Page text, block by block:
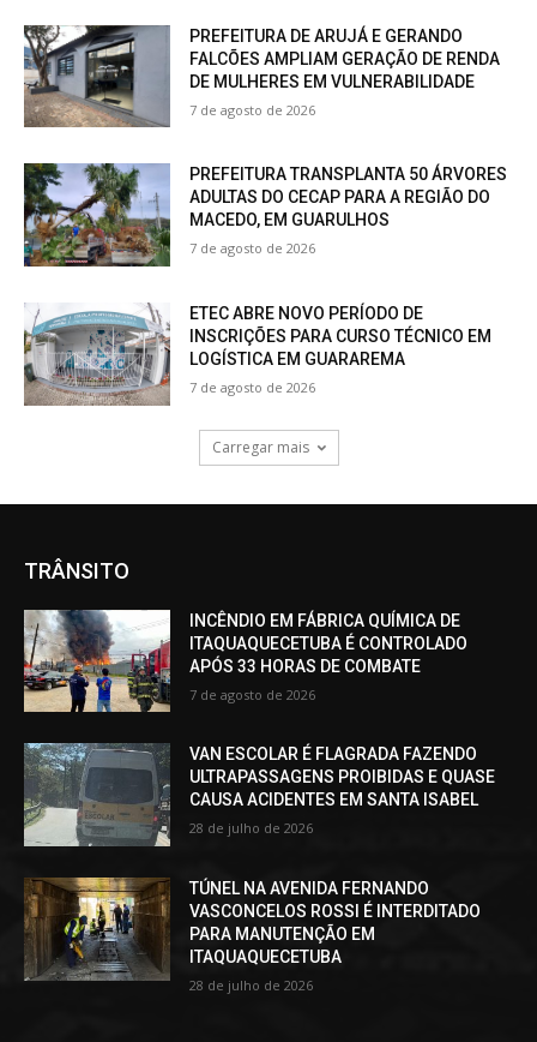
PREFEITURA DE ARUJÁ E GERANDO
FALCÕES AMPLIAM GERAÇÃO DE RENDA
DE MULHERES EM VULNERABILIDADE
7 de agosto de 2026
PREFEITURA TRANSPLANTA 50 ÁRVORES
ADULTAS DO CECAP PARA A REGIÃO DO
MACEDO, EM GUARULHOS
7 de agosto de 2026
ETEC ABRE NOVO PERÍODO DE
INSCRIÇÕES PARA CURSO TÉCNICO EM
LOGÍSTICA EM GUARAREMA
7 de agosto de 2026
Carregar mais
TRÂNSITO
INCÊNDIO EM FÁBRICA QUÍMICA DE
ITAQUAQUECETUBA É CONTROLADO
APÓS 33 HORAS DE COMBATE
7 de agosto de 2026
VAN ESCOLAR É FLAGRADA FAZENDO
ULTRAPASSAGENS PROIBIDAS E QUASE
CAUSA ACIDENTES EM SANTA ISABEL
28 de julho de 2026
TÚNEL NA AVENIDA FERNANDO
VASCONCELOS ROSSI É INTERDITADO
PARA MANUTENÇÃO EM
ITAQUAQUECETUBA
28 de julho de 2026